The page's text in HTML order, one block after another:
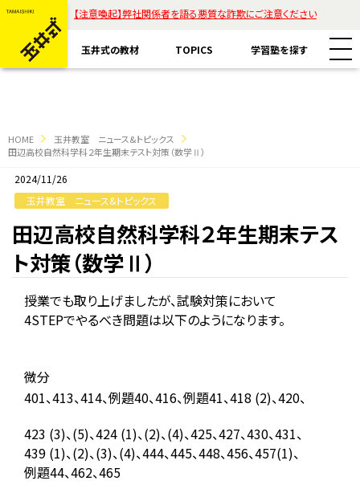
【注意喚起】弊社関係者を語る悪質な詐欺にご注意ください
玉井式の教材 TOPICS 学習塾を探す
玉井式国語的算数教室
玉井式国語的理科教室
魔法の国語
KIWAMI AAA+ 中学生の 図形の極
玉井式の挑戦
代表挨拶
保護者様のお声
すべて
メディア掲載
リストから探す
HOME
玉井教室 ニュース&トピックス
田辺高校自然科学科２年生期末テスト対策（数学Ⅱ）
2024/11/26
玉井教室 ニュース&トピックス
田辺高校自然科学科２年生期末テス
ト対策（数学Ⅱ）
授業でも取り上げましたが、試験対策において
4STEPでやるべき問題は以下のようになります。
微分
401、413、414、例題40、416、例題41、418 (2)、420、
423 (3)、(5)、424 (1)、(2)、(4)、425、427、430、431、
439 (1)、(2)、(3)、(4)、444、445、448、456、457(1)、
例題44、462、465